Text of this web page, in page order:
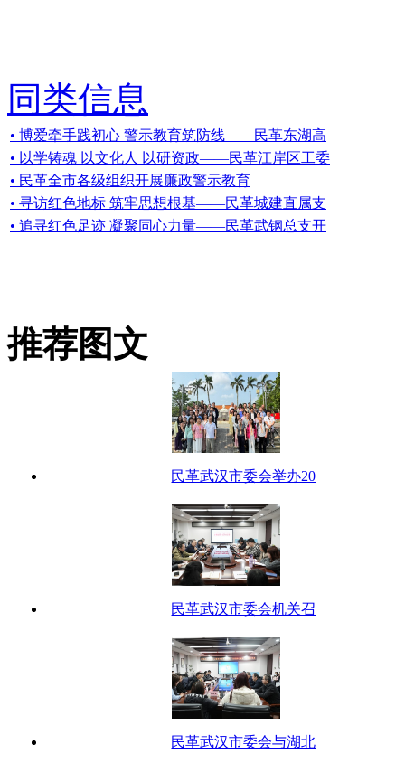
同类信息
• 博爱牵手践初心 警示教育筑防线——民革东湖高
• 以学铸魂 以文化人 以研资政——民革江岸区工委
• 民革全市各级组织开展廉政警示教育
• 寻访红色地标 筑牢思想根基——民革城建直属支
• 追寻红色足迹 凝聚同心力量——民革武钢总支开
推荐图文
民革武汉市委会举办20
民革武汉市委会机关召
民革武汉市委会与湖北